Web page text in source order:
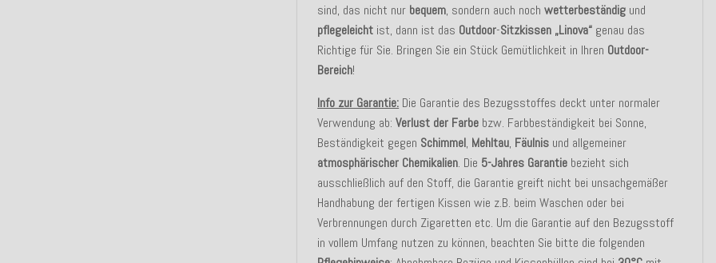
sind, das nicht nur bequem, sondern auch nochwetterbeständig und
pflegeleicht ist, dann ist das Outdoor-Sitzkissen „Linova“ genau das
Richtige für Sie. Bringen Sie ein Stück Gemütlichkeit in Ihren Outdoor-
Bereich!
Info zur Garantie: Die Garantie des Bezugsstoffes deckt unter normaler
Verwendung ab:Verlust der Farbe bzw. Farbbeständigkeit bei Sonne,
Beständigkeit gegen Schimmel, Mehltau, Fäulnis und allgemeiner
atmosphärischer Chemikalien. Die 5-Jahres Garantie bezieht sich
ausschließlich auf den Stoff, die Garantie greift nicht bei unsachgemäßer
Handhabung der fertigen Kissen wie z.B. beim Waschen oder bei
Verbrennungen durch Zigaretten etc. Um die Garantie auf den Bezugsstoff
in vollem Umfang nutzen zu können, beachten Sie bitte die folgenden